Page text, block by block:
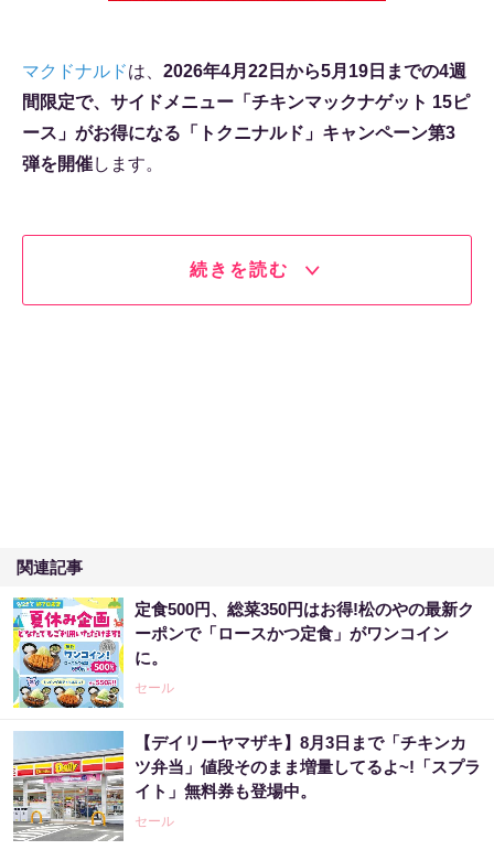
マクドナルドは、 2026年4月22日から5月19日までの4週
間限定で、サイドメニュー「チキンマックナゲット 15ピ
ース」がお得になる「トクニナルド」キャンペーン第3
弾を開催します。
続きを読む
関連記事
定食500円、総菜350円はお得!松のやの最新ク
ーポンで「ロースかつ定食」がワンコイン
に。
セール
【デイリーヤマザキ】8月3日まで「チキンカ
ツ弁当」値段そのまま増量してるよ~!「スプラ
イト」無料券も登場中。
セール